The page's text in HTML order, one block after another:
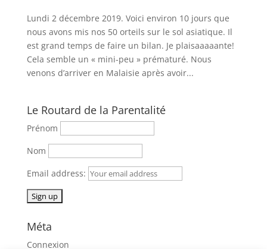
Lundi 2 décembre 2019. Voici environ 10 jours que
nous avons mis nos 50 orteils sur le sol asiatique. Il
est grand temps de faire un bilan. Je plaisaaaaante!
Cela semble un « mini-peu » prématuré. Nous
venons d’arriver en Malaisie après avoir...
Le Routard de la Parentalité
Prénom
Nom
Email address:
Méta
Connexion